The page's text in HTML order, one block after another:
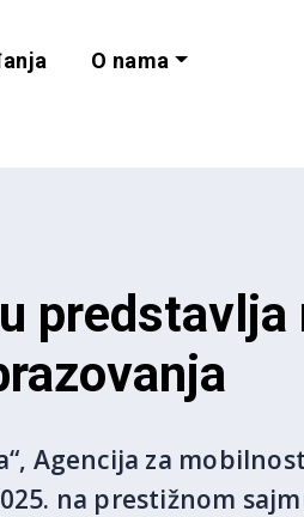
O nama
predstavlja
Agencija za
na prestižnom